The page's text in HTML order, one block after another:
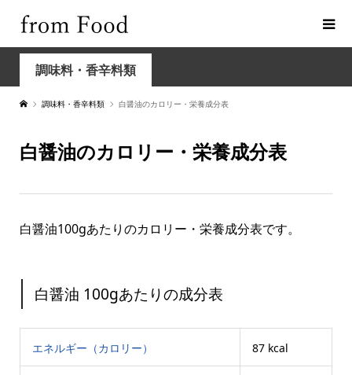
調味料・香辛料類
調味料・香辛料類 白醤油のカロリー・栄養成分表
白醤油のカロリー・栄養成分表
白醤油100gあたりのカロリー・栄養成分表です。
白醤油 100gあたりの成分表
エネルギー（カロリー） 87 kcal